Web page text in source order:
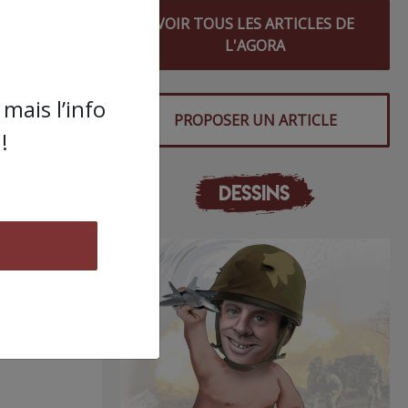
VOIR TOUS LES ARTICLES DE
L'AGORA
PROPOSER UN ARTICLE
DESSINS
l’info